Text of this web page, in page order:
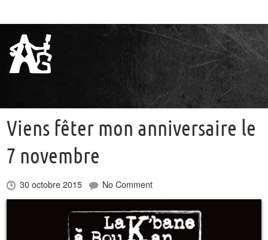
Viens fêter mon anniversaire le
7 novembre
30 octobre 2015 No Comment